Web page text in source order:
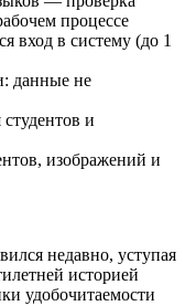
процессе
вход в систему (до 1
данные не
студентов и
изображений и
недавно, уступая
историей
удобочитаемости